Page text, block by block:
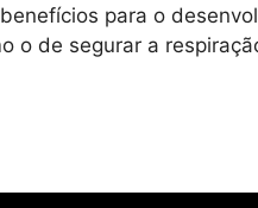
para o
o de segurar a